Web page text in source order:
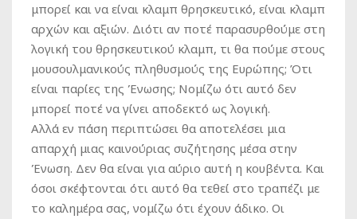
μπορεί και να είναι κλαμπ θρησκευτικό, είναι κλαμπ
αρχών και αξιών. Διότι αν ποτέ παρασυρθούμε στη
λογική του θρησκευτικού κλαμπ, τι θα πούμε στους
μουσουλμανικούς πληθυσμούς της Ευρώπης; Ότι
είναι παρίες της Ένωσης; Νομίζω ότι αυτό δεν
μπορεί ποτέ να γίνει αποδεκτό ως λογική.
Αλλά εν πάση περιπτώσει θα αποτελέσει μια
απαρχή μιας καινούριας συζήτησης μέσα στην
Ένωση. Δεν θα είναι για αύριο αυτή η κουβέντα. Και
όσοι σκέφτονται ότι αυτό θα τεθεί στο τραπέζι με
το καλημέρα σας, νομίζω ότι έχουν άδικο. Οι